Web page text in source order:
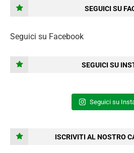
SEGUICI SU
Seguici su Facebook
SEGUICI SU
Seguici su
ISCRIVITI AL NOSTRO